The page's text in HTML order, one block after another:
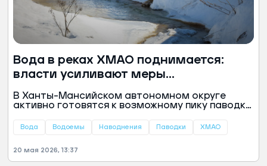
Вода в реках ХМАО поднимается:
власти усиливают меры
безопасности
В Ханты-Мансийском автономном округе
активно готовятся к возможному пику паводка.
и районов, где уровень воды в реках
Вода Водоемы Наводнения Паводки ХМАО
20 мая 2026, 13:37